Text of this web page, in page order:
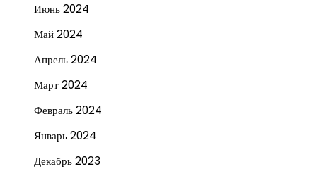
Июнь 2024
Май 2024
Апрель 2024
Март 2024
Февраль 2024
Январь 2024
Декабрь 2023